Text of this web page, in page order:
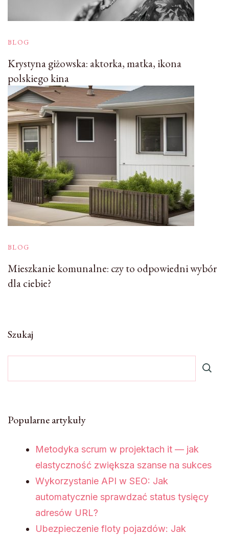
BLOG
Krystyna giżowska: aktorka, matka, ikona
polskiego kina
BLOG
Mieszkanie komunalne: czy to odpowiedni wybór
dla ciebie?
Szukaj
Popularne artykuły
Metodyka scrum w projektach it — jak
elastyczność zwiększa szanse na sukces
Wykorzystanie API w SEO: Jak
automatycznie sprawdzać status tysięcy
adresów URL?
Ubezpieczenie floty pojazdów: Jak